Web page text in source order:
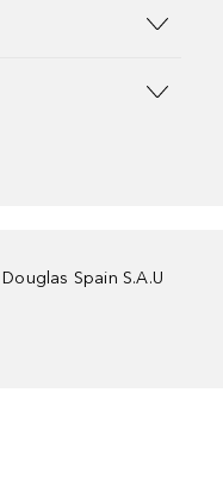
Douglas Spain S.A.U